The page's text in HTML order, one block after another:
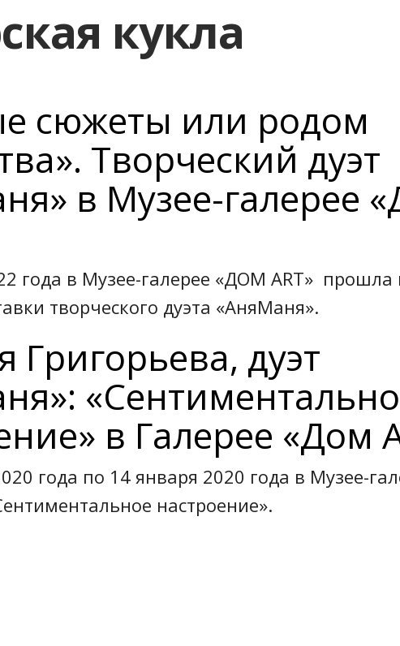
кукла
сюжеты или родом
Творческий дуэт
в Музее-галерее
года в Музее-галерее «ДОМ ART»
творческого дуэта «АняМаня».
Григорьева, дуэт
в Галерее «Дом
года по 14 января 2020 года в Музее-
настроение».